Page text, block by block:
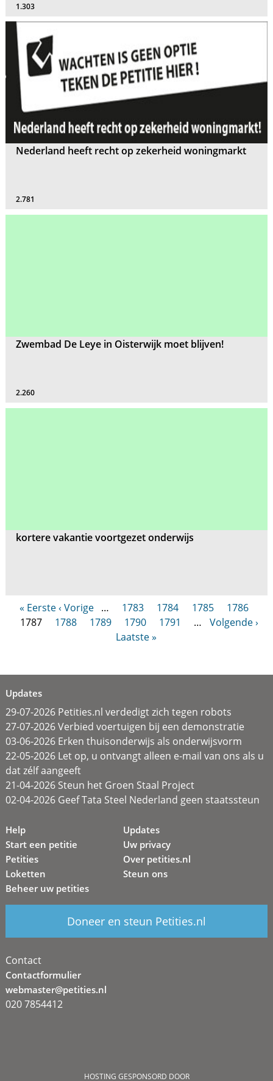
1.303
Nederland heeft recht op zekerheid woningmarkt
2.781
Zwembad De Leye in Oisterwijk moet blijven!
2.260
kortere vakantie voortgezet onderwijs
« Eerste ‹ Vorige … 1783 1784 1785
1786
1787
1788 1789 1790 1791 …
Volgende ›
Laatste »
Updates
29-07-2026 Petities.nl verdedigt zich tegen robots
27-07-2026 Verbied voertuigen bij een demonstratie
03-06-2026 Erken thuisonderwijs als onderwijsvorm
22-05-2026 Let op, u ontvangt alleen e-mail van ons als u
dat zélf aangeeft
21-04-2026 Steun het Groen Staal Project
02-04-2026 Geef Tata Steel Nederland geen staatssteun
Help
Start een petitie
Petities
Loketten
Beheer uw petities
Updates
Uw privacy
Over petities.nl
Steun ons
Doneer en steun Petities.nl
Contact
Contactformulier
webmaster@petities.nl
020 7854412
HOSTING GESPONSORD DOOR